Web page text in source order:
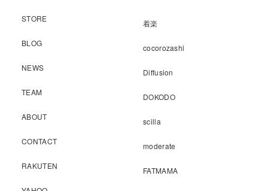
STORE
BLOG
NEWS
TEAM
ABOUT
CONTACT
RAKUTEN
着楽
cocorozashi
Diffusion
DOKODO
scilla
moderate
FATMAMA